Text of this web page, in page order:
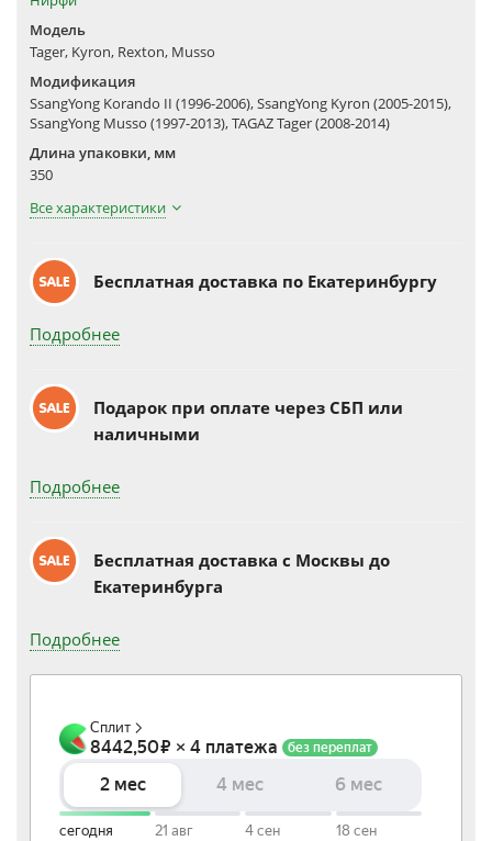
Модель
Tager, Kyron, Rexton, Musso
Модификация
SsangYong Korando II (1996-2006), SsangYong Kyron (2005-2015),
SsangYong Musso (1997-2013), TAGAZ Tager (2008-2014)
Длина упаковки, мм
350
Все характеристики
Бесплатная доставка по Екатеринбургу
Подробнее
Подарок при оплате через СБП или
наличными
Подробнее
Бесплатная доставка c Москвы до
Екатеринбурга
Подробнее